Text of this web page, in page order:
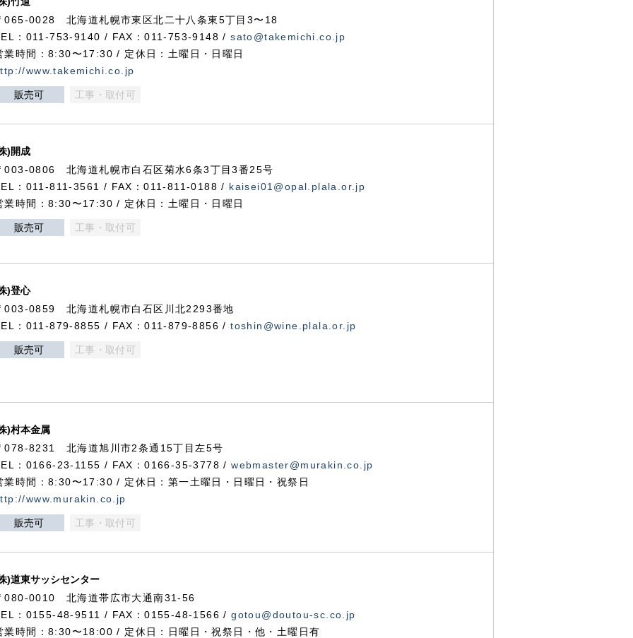
065-0028 北海道札幌市東区北二十八条東5丁目3〜18
：011-753-9140 / FAX：011-753-9148 /sato@takemichi.co.jp
業時間：8:30〜17:30 / 定休日：土曜日・日曜日
www.takemichi.co.jp
販売可 工事・取付可
)開成
003-0806 北海道札幌市白石区菊水6条3丁目3番25号
：011-811-3561 / FAX：011-811-0188 / kaisei01@opal.plala.or.jp
業時間：8:30〜17:30 / 定休日：土曜日・日曜日
販売可 工事・取付可
)登心
003-0859 北海道札幌市白石区川北2293番地
：011-879-8855 / FAX：011-879-8856 /toshin@wine.plala.or.jp
販売可 工事・取付可
)村本金属
078-8231 北海道旭川市2条通15丁目左5号
：0166-23-1155 / FAX：0166-35-3778 /webmaster@murakin.co.jp
業時間：8:30〜17:30 / 定休日：第一土曜日・日曜日・祝祭日
www.murakin.co.jp
販売可 工事・取付可
)道東サッシセンター
080-0010 北海道帯広市大通南31-56
：0155-48-9511 / FAX：0155-48-1566 /gotou@doutou-sc.co.jp
業時間：8:30〜18:00 / 定休日：日曜日・祝祭日・他・土曜日有